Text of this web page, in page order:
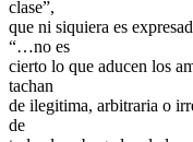
clase”,
que ni siquiera es
“…no es
cierto lo que aducen los
tachan
de ilegitima, arbitraria o
de